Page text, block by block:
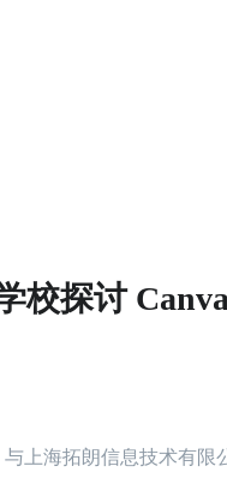
校探讨
与上海拓朗信息技术有